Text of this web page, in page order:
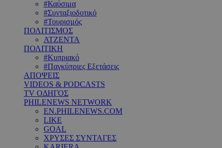
#Καύσιμα
#Συνταξιοδοτικό
#Τουρισμός
ΠΟΛΙΤΙΣΜΟΣ
ΑΤΖΕΝΤΑ
ΠΟΛΙΤΙΚΗ
#Κυπριακό
#Παγκύπριες Εξετάσεις
ΑΠΟΨΕΙΣ
VIDEOS & PODCASTS
TV ΟΔΗΓΟΣ
PHILENEWS NETWORK
EN.PHILENEWS.COM
LIKE
GOAL
ΧΡΥΣΕΣ ΣΥΝΤΑΓΕΣ